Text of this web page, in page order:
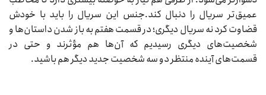
عمیق‌تر سریال را دنبال کند.جنس این سریال را باید با خودش
قضاوت کرد نه سریال دیگری؛ در قسمت هفتم به باز شدن داستان‌ها و
شخصیت‌های دیگری رسیدیم که آن‌ها هم مؤثرند و حتی در
قسمت‌های آینده منتظر دو سه شخصیت جدید دیگر هم باشید.